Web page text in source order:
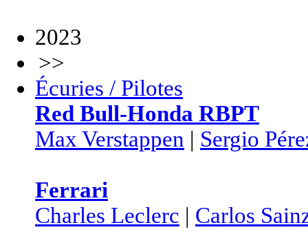
2023
>>
Écuries / Pilotes
Red Bull-Honda RBPT
Max Verstappen | Sergio
Ferrari
Charles Leclerc | Carlos